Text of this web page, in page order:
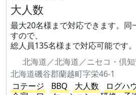
大人数
最大20名様まで対応できます。同
すので、
総人員135名様まで対応可能です。
北海道／北海道／ニセコ・倶
北海道磯谷郡蘭越町字栄46-1
コテージ
BBQ 大人数
ログハ